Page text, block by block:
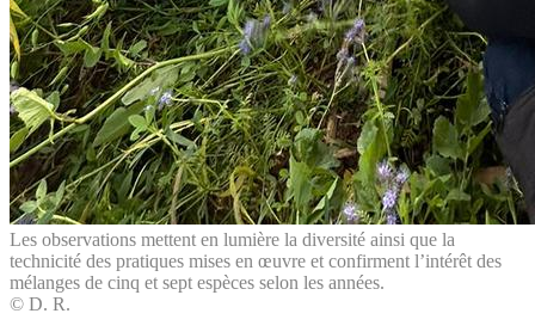
Les observations mettent en lumière la diversité ainsi que la
technicité des pratiques mises en œuvre et confirment l’intérêt des
mélanges de cinq et sept espèces selon les années.
© D. R.